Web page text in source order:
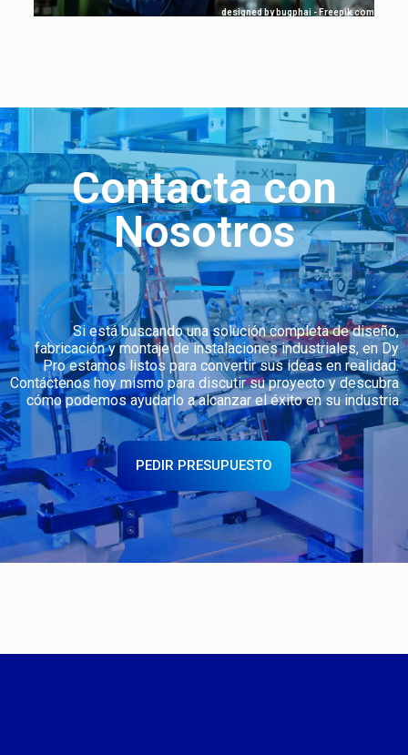
designed by bugphai - Freepik.com
Contacta con
Nosotros
Si está buscando una solución completa de diseño,
fabricación y montaje de instalaciones industriales, en Dy
Pro estamos listos para convertir sus ideas en realidad.
Contáctenos hoy mismo para discutir su proyecto y descubra
cómo podemos ayudarlo a alcanzar el éxito en su industria
PEDIR PRESUPUESTO